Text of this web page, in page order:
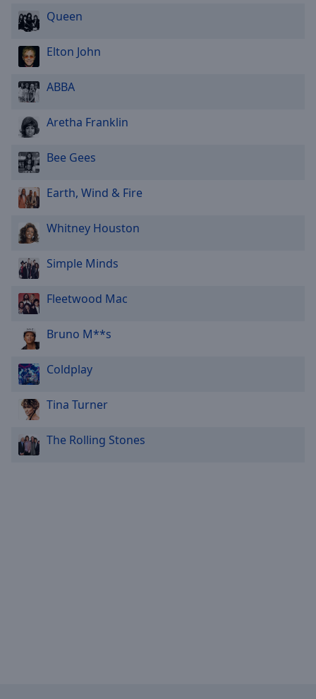
Queen
Elton John
ABBA
Aretha Franklin
Bee Gees
Earth, Wind & Fire
Whitney Houston
Simple Minds
Fleetwood Mac
Bruno M**s
Coldplay
Tina Turner
The Rolling Stones